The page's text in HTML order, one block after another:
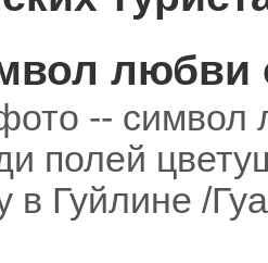
любви
-- символ
полей
в Гуйлине /